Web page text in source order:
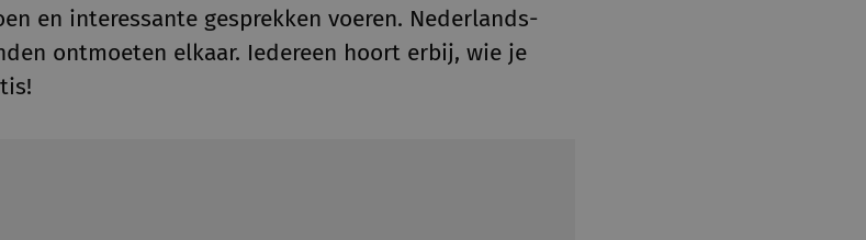
en interessante gesprekken voeren. Nederlands-
ontmoeten elkaar. Iedereen hoort erbij, wie je